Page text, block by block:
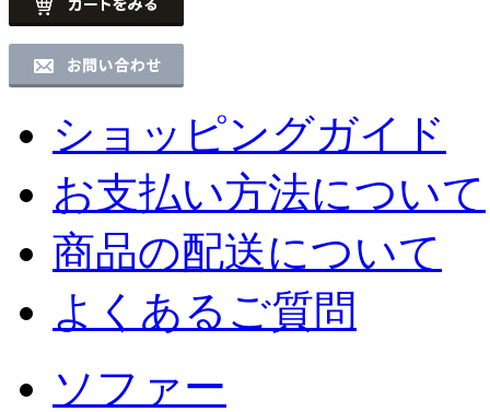
ショッピングガイド
お支払い方法について
商品の配送について
よくあるご質問
ソファー